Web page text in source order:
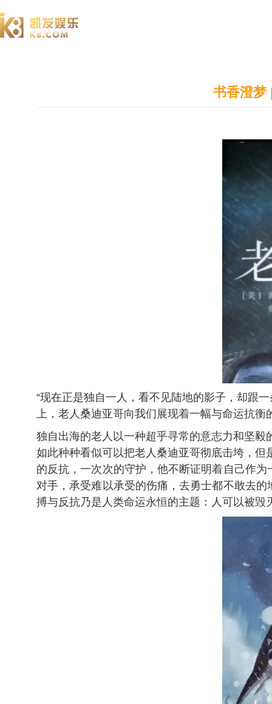
书香澄梦
“现在正是独自一人，看不见陆地的影子，却跟
上，老人桑迪亚哥向我们展现着一幅与命运抗衡
独自出海的老人以一种超乎寻常的意志力和坚
如此种种看似可以把老人桑迪亚哥彻底击垮，但
的反抗，一次次的守护，他不断证明着自己作
对手，承受难以承受的伤痛，去勇士都不敢去
搏与反抗乃是人类命运永恒的主题：人可以被毁